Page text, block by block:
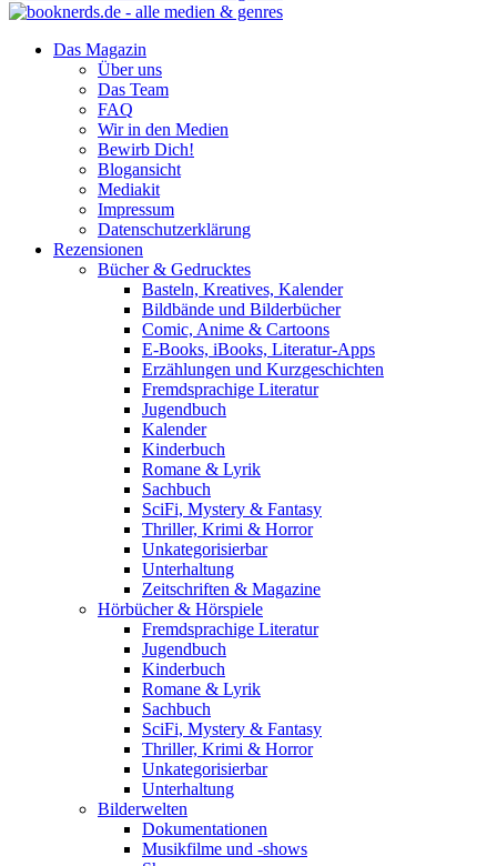
Das Magazin
Über uns
Das Team
FAQ
Wir in den Medien
Bewirb Dich!
Blogansicht
Mediakit
Impressum
Datenschutzerklärung
Rezensionen
Bücher & Gedrucktes
Basteln, Kreatives, Kalender
Bildbände und Bilderbücher
Comic, Anime & Cartoons
E-Books, iBooks, Literatur-Apps
Erzählungen und Kurzgeschichten
Fremdsprachige Literatur
Jugendbuch
Kalender
Kinderbuch
Romane & Lyrik
Sachbuch
SciFi, Mystery & Fantasy
Thriller, Krimi & Horror
Unkategorisierbar
Unterhaltung
Zeitschriften & Magazine
Hörbücher & Hörspiele
Fremdsprachige Literatur
Jugendbuch
Kinderbuch
Romane & Lyrik
Sachbuch
SciFi, Mystery & Fantasy
Thriller, Krimi & Horror
Unkategorisierbar
Unterhaltung
Bilderwelten
Dokumentationen
Musikfilme und -shows